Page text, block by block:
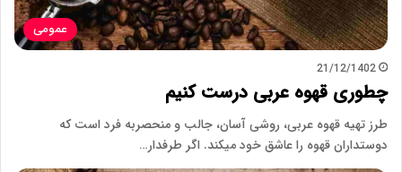
عمومی
21/12/1402
چطوری قهوه عربی درست کنیم
طرز تهیه قهوه عربی، روشی آسان، جالب و منحصربه فرد است که
دوستداران قهوه را عاشق خود میکند. اگر طرفدار…